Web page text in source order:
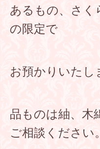
あるもの、さく
の限定で
お預かりいたし
品ものは紬、木
ご相談ください。